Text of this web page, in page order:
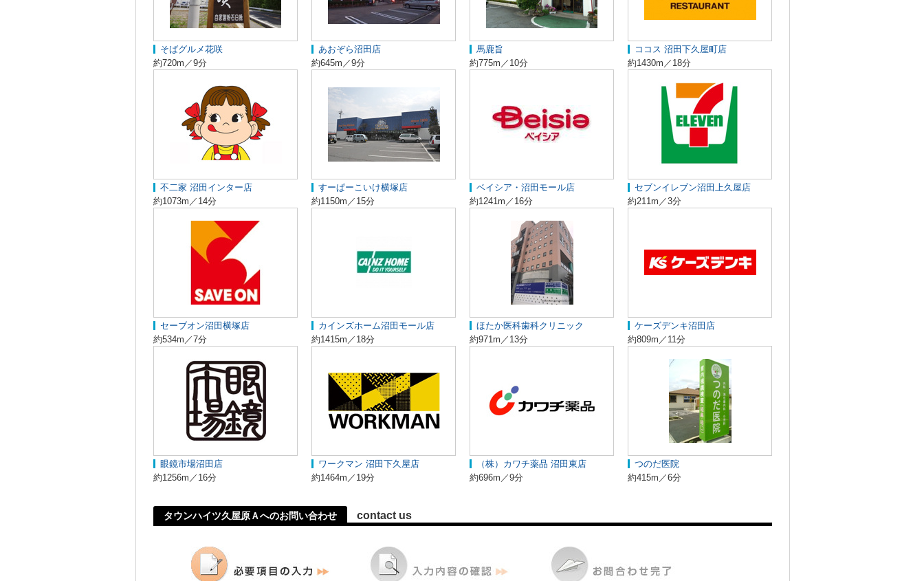
そばグルメ花咲
約720m／9分
あおぞら沼田店
約645m／9分
馬鹿旨
約775m／10分
ココス 沼田下久屋町店
約1430m／18分
不二家 沼田インター店
約1073m／14分
すーぱーこいけ横塚店
約1150m／15分
ベイシア・沼田モール店
約1241m／16分
セブンイレブン沼田上久屋店
約211m／3分
セーブオン沼田横塚店
約534m／7分
カインズホーム沼田モール店
約1415m／18分
ほたか医科歯科クリニック
約971m／13分
ケーズデンキ沼田店
約809m／11分
眼鏡市場沼田店
約1256m／16分
ワークマン 沼田下久屋店
約1464m／19分
（株）カワチ薬品 沼田東店
約696m／9分
つのだ医院
約415m／6分
タウンハイツ久屋原Ａへのお問い合わせ contact us